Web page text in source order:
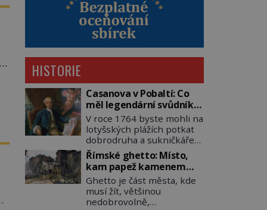
HISTORIE
Casanova v Pobaltí: Co
měl legendární svůdník
společného se
svobodnými zednáři?
V roce 1764 byste mohli na
lotyšských plážích potkat
dobrodruha a sukničkáře
Giacoma Casanovu. Jeho
cesta k Baltskému moři
však nebyla turistickým
výletem, ale ryze pracovní
cestou se zištnými úmysly.
Jaký cíl Casanova sledoval,
Římské ghetto: Místo,
kam papež kamenem
dohodil
Ghetto je část města, kde
musí žít, většinou
nedobrovolně,